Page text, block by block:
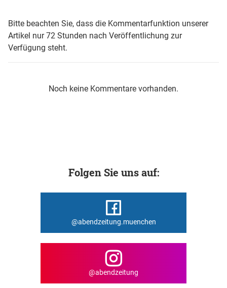
Bitte beachten Sie, dass die Kommentarfunktion unserer
Artikel nur 72 Stunden nach Veröffentlichung zur
Verfügung steht.
Noch keine Kommentare vorhanden.
Folgen Sie uns auf:
@abendzeitung.muenchen
@abendzeitung